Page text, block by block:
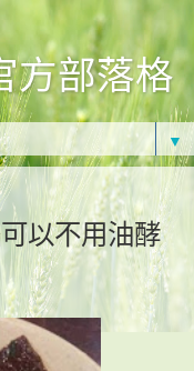
方部落格
▼
以不用油酵